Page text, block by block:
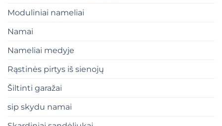
Moduliniai nameliai
Namai
Nameliai medyje
Rąstinės pirtys iš sienojų
Šiltinti garažai
sip skydu namai